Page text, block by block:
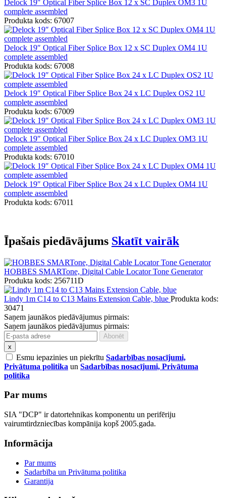
Delock 19″ Optical Fiber Splice Box 12 x SC Duplex OM3 1U
complete assembled
Produkta kods: 67007
Delock 19″ Optical Fiber Splice Box 12 x SC Duplex OM4 1U
complete assembled
Produkta kods: 67008
Delock 19″ Optical Fiber Splice Box 24 x LC Duplex OS2 1U
complete assembled
Produkta kods: 67009
Delock 19″ Optical Fiber Splice Box 24 x LC Duplex OM3 1U
complete assembled
Produkta kods: 67010
Delock 19″ Optical Fiber Splice Box 24 x LC Duplex OM4 1U
complete assembled
Produkta kods: 67011
Īpašais piedāvājums Skatīt vairāk
HOBBES SMARTone, Digital Cable Locator Tone Generator
Produkta kods: 256711D
Lindy 1m C14 to C13 Mains Extension Cable, blue Produkta kods:
30471
Saņem jaunākos piedāvājumus pirmais:
Saņem jaunākos piedāvājumus pirmais:
x
Esmu iepazinies un piekrītu Sadarbības nosacījumi,
Privātuma politika un Sadarbības nosacījumi, Privātuma
politika
Par mums
SIA "DCP" ir datortehnikas komponentu un perifēriju
vairumtirdzniecības kompānija kopš 2005.gada.
Informācija
Par mums
Sadarbība un Privātuma politika
Garantija